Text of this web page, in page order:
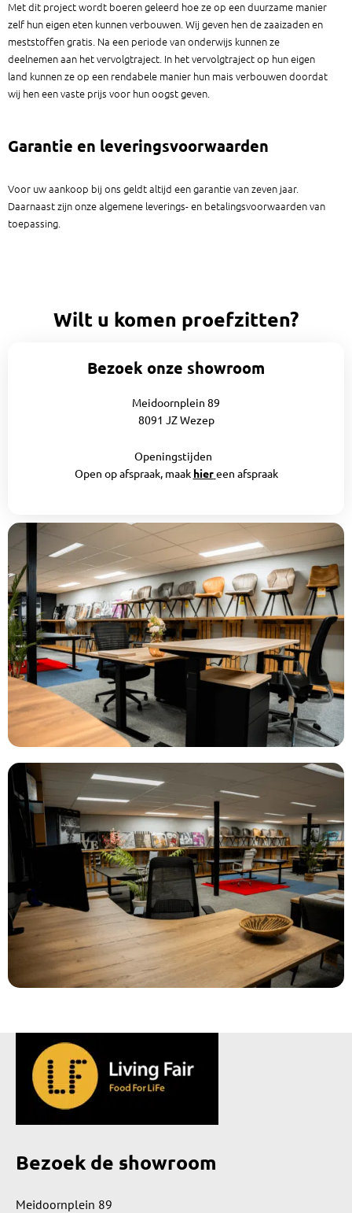
Met dit project wordt boeren geleerd hoe ze op een duurzame manier
zelf hun eigen eten kunnen verbouwen. Wij geven hen de zaaizaden en
meststoffen gratis. Na een periode van onderwijs kunnen ze
deelnemen aan het vervolgtraject. In het vervolgtraject op hun eigen
land kunnen ze op een rendabele manier hun mais verbouwen doordat
wij hen een vaste prijs voor hun oogst geven.
Garantie en leveringsvoorwaarden
Voor uw aankoop bij ons geldt altijd een garantie van zeven jaar.
Daarnaast zijn onze algemene leverings- en betalingsvoorwaarden van
toepassing.
Wilt u komen proefzitten?
Bezoek onze showroom
Meidoornplein 89
8091 JZ Wezep
Openingstijden
Open op afspraak, maak hiereen afspraak
Bezoek de showroom
Meidoornplein 89